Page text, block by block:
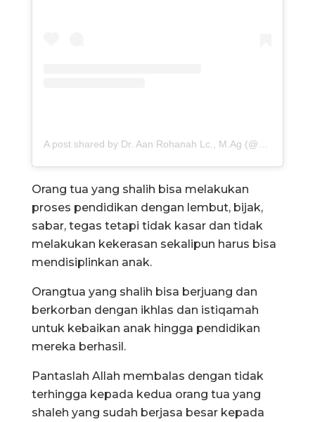
Orang tua yang shalih bisa melakukan
proses pendidikan dengan lembut, bijak,
sabar, tegas tetapi tidak kasar dan tidak
melakukan kekerasan sekalipun harus bisa
mendisiplinkan anak.
Orangtua yang shalih bisa berjuang dan
berkorban dengan ikhlas dan istiqamah
untuk kebaikan anak hingga pendidikan
mereka berhasil.
Pantaslah Allah membalas dengan tidak
terhingga kepada kedua orang tua yang
shaleh yang sudah berjasa besar kepada